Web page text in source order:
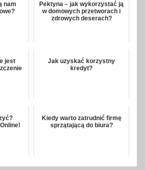
nam
Pektyna – jak wykorzystać ją
w domowych przetworach i
zdrowych deserach?
jest
Jak uzyskać korzystny
kredyt?
Kiedy warto zatrudnić firmę
sprzątającą do biura?